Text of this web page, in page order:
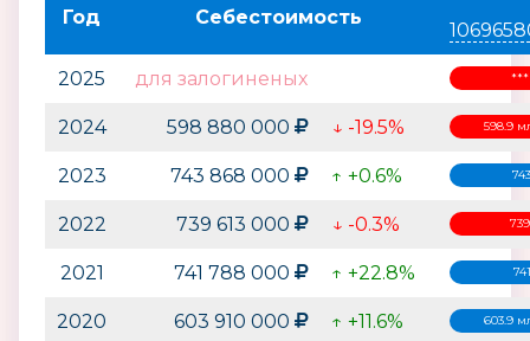
Год Себестоимость
2025 для залогиненых
2024 598 880 000 ↓ -19.5% 598.9
2023 743 868 000 ↑ +0.6%
2022 739 613 000 ↓ -0.3%
2021 741 788 000 ↑ +22.8%
2020 603 910 000 ↑ +11.6% 603.9